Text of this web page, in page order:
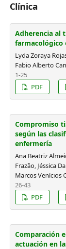
Clínica
Adherencia al
farmacológico
Lyda Zoraya
Fabio Alberto
1-25
PDF
Compromiso
según las
enfermería
Ana Beatriz
Frazão, Jéssica
Marcos Venícios
26-43
PDF
Comparación
actuación en